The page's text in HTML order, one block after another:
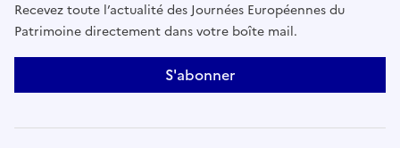
Recevez toute l’actualité des Journées Européennes du
Patrimoine directement dans votre boîte mail.
S'abonner